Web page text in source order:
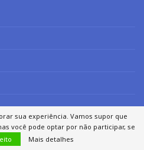
sua experiência. Vamos supor que
você pode optar por não participar, se
Mais detalhes